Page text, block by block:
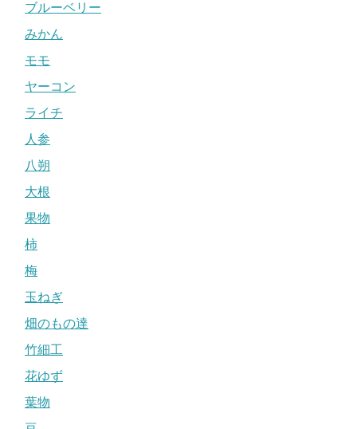
ブルーベリー
みかん
モモ
ヤーコン
ライチ
人参
八朔
大根
果物
柿
梅
玉ねぎ
畑のもの達
竹細工
花ゆず
葉物